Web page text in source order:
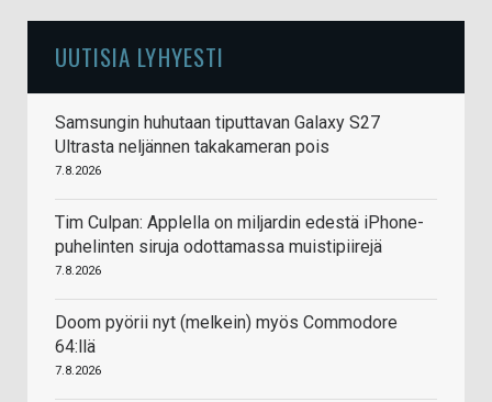
UUTISIA LYHYESTI
Samsungin huhutaan tiputtavan Galaxy S27
Ultrasta neljännen takakameran pois
7.8.2026
Tim Culpan: Applella on miljardin edestä iPhone-
puhelinten siruja odottamassa muistipiirejä
7.8.2026
Doom pyörii nyt (melkein) myös Commodore
64:llä
7.8.2026